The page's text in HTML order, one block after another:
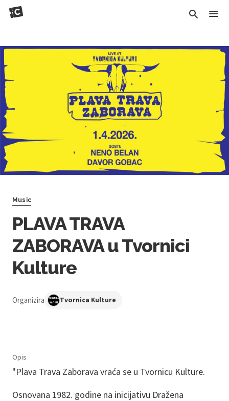
Music
PLAVA TRAVA
ZABORAVA u Tvornici
Kulture
Organizira Tvornica Kulture
Opis
"Plava Trava Zaborava vraća se u Tvornicu Kulture.
Osnovana 1982. godine na inicijativu Dražena